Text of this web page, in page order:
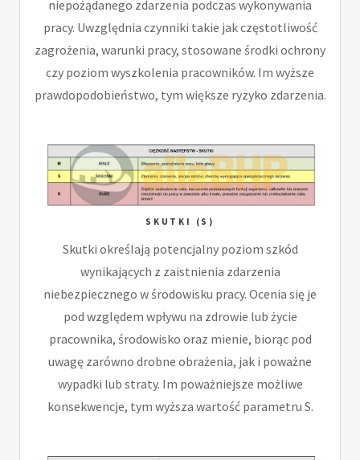
niepożądanego zdarzenia podczas wykonywania
pracy. Uwzględnia czynniki takie jak częstotliwość
zagrożenia, warunki pracy, stosowane środki ochrony
czy poziom wyszkolenia pracowników. Im wyższe
prawdopodobieństwo, tym większe ryzyko zdarzenia.
SKUTKI (S)
Skutki określają potencjalny poziom szkód
wynikających z zaistnienia zdarzenia
niebezpiecznego w środowisku pracy. Ocenia się je
pod względem wpływu na zdrowie lub życie
pracownika, środowisko oraz mienie, biorąc pod
uwagę zarówno drobne obrażenia, jak i poważne
wypadki lub straty. Im poważniejsze możliwe
konsekwencje, tym wyższa wartość parametru S.